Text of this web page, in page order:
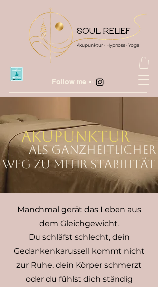
Follow me ➵
Akupunktur · Hypnose · Yoga
SOUL RELIEF
Akupunktur
als ganzheitlicher
Weg zu mehr Stabilität
Manchmal gerät das Leben aus
dem Gleichgewicht.
Du schläfst schlecht, dein
Gedankenkarussell kommt nicht
zur Ruhe, dein Körper schmerzt
oder du fühlst dich ständig